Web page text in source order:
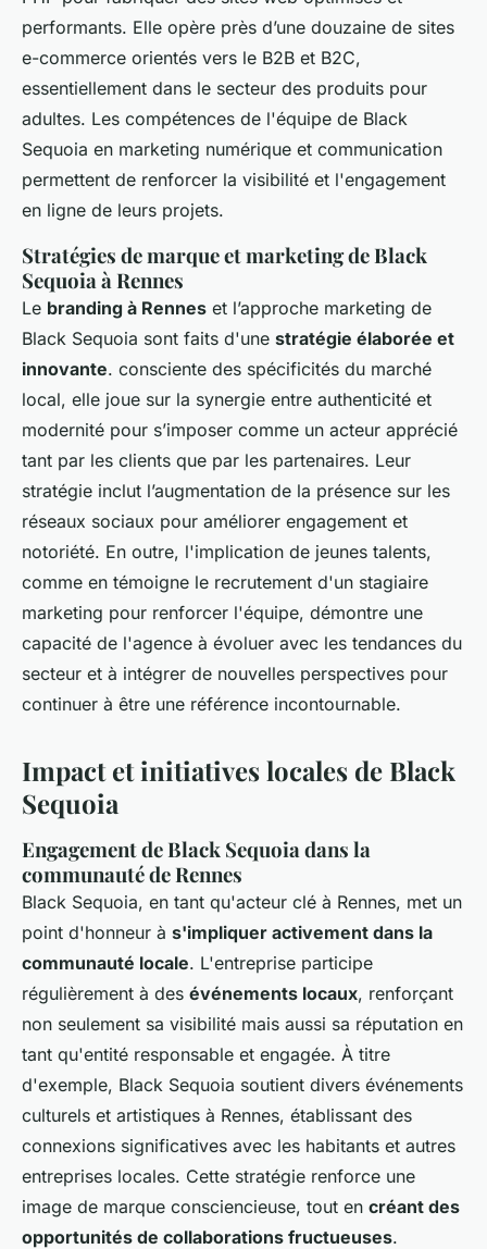
performants. Elle opère près d’une douzaine de sites
e-commerce orientés vers le B2B et B2C,
essentiellement dans le secteur des produits pour
adultes. Les compétences de l'équipe de Black
Sequoia en marketing numérique et communication
permettent de renforcer la visibilité et l'engagement
en ligne de leurs projets.
Stratégies de marque et marketing de Black
Sequoia à Rennes
Le branding à Rennes et l’approche marketing de
Black Sequoia sont faits d'une stratégie élaborée et
innovante. consciente des spécificités du marché
local, elle joue sur la synergie entre authenticité et
modernité pour s’imposer comme un acteur apprécié
tant par les clients que par les partenaires. Leur
stratégie inclut l’augmentation de la présence sur les
réseaux sociaux pour améliorer engagement et
notoriété. En outre, l'implication de jeunes talents,
comme en témoigne le recrutement d'un stagiaire
marketing pour renforcer l'équipe, démontre une
capacité de l'agence à évoluer avec les tendances du
secteur et à intégrer de nouvelles perspectives pour
continuer à être une référence incontournable.
Impact et initiatives locales de Black
Sequoia
Engagement de Black Sequoia dans la
communauté de Rennes
Black Sequoia, en tant qu'acteur clé à Rennes, met un
point d'honneur à s'impliquer activement dans la
communauté locale. L'entreprise participe
régulièrement à des événements locaux, renforçant
non seulement sa visibilité mais aussi sa réputation en
tant qu'entité responsable et engagée. À titre
d'exemple, Black Sequoia soutient divers événements
culturels et artistiques à Rennes, établissant des
connexions significatives avec les habitants et autres
entreprises locales. Cette stratégie renforce une
image de marque consciencieuse, tout en créant des
opportunités de collaborations fructueuses.